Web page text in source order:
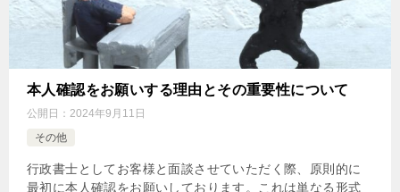
本人確認をお願いする理由とその重要性について
公開日： 2024年9月11日
その他
行政書士としてお客様と面談させていただく際、原則的に
最初に本人確認をお願いしております。これは単なる形式